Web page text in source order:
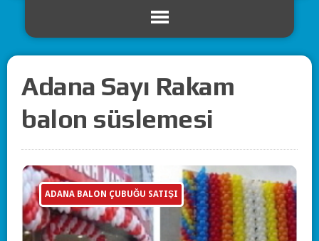
Adana Sayı Rakam
balon süslemesi
ADANA BALON ÇUBUĞU SATIŞI